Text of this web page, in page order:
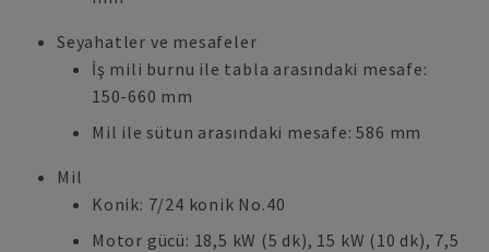
Seyahatler ve mesafeler
İş mili burnu ile tabla arasındaki mesafe:
150-660 mm
Mil ile sütun arasındaki mesafe: 586 mm
Mil
Konik: 7/24 konik No.40
Motor gücü: 18,5 kW (5 dk), 15 kW (10 dk), 7,5